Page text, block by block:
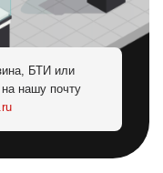
БТИ или
нашу почту